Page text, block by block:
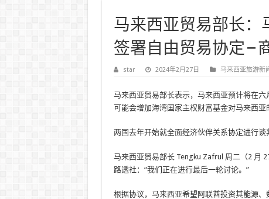
马来西亚贸易部长：
签署自由贸易协定 –
star 2024年2月27日 马来西亚旅游新
马来西亚贸易部长表示，马来西亚预计将在
可能会增加海湾国家主权财富基金对马来西亚
两国去年开始就全面经济伙伴关系协定进行谈
马来西亚贸易部长 Tengku Zafrul 周二（2 月
路透社：“我们正在进行最后一轮讨论。”
根据协议，马来西亚希望阿联酋投资其能源